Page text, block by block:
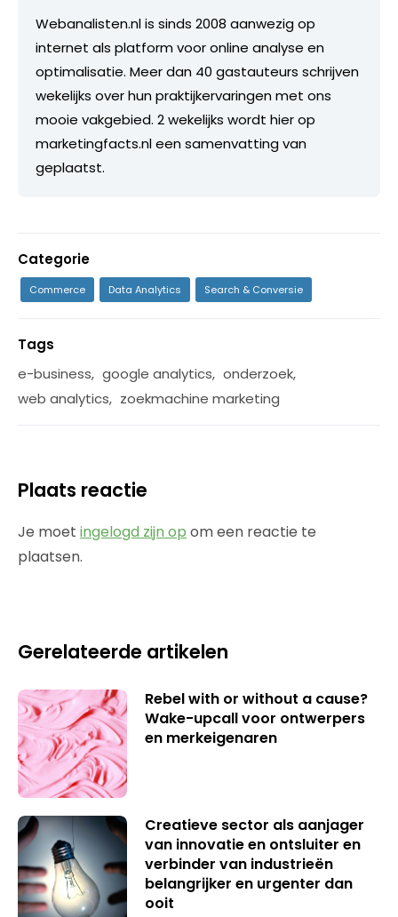
Webanalisten.nl is sinds 2008 aanwezig op
internet als platform voor online analyse en
optimalisatie. Meer dan 40 gastauteurs schrijven
wekelijks over hun praktijkervaringen met ons
mooie vakgebied. 2 wekelijks wordt hier op
marketingfacts.nl een samenvatting van
geplaatst.
Categorie
Commerce Data Analytics Search & Conversie
Tags
e-business, google analytics, onderzoek,
web analytics, zoekmachine marketing
Plaats reactie
Je moet ingelogd zijn op om een reactie te
plaatsen.
Gerelateerde artikelen
Rebel with or without a cause?
Wake-upcall voor ontwerpers
en merkeigenaren
Creatieve sector als aanjager
van innovatie en ontsluiter en
verbinder van industrieën
belangrijker en urgenter dan
ooit